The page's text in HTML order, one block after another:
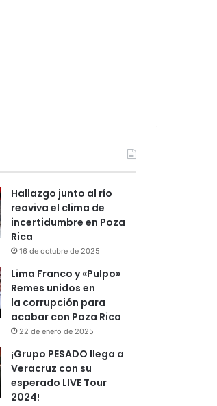
Hallazgo junto al río
reaviva el clima de
incertidumbre en Poza
Rica
16 de octubre de 2025
Lima Franco y «Pulpo»
Remes unidos en
la corrupción para
acabar con Poza Rica
22 de enero de 2025
¡Grupo PESADO llega a
Veracruz con su
esperado LIVE Tour
2024!